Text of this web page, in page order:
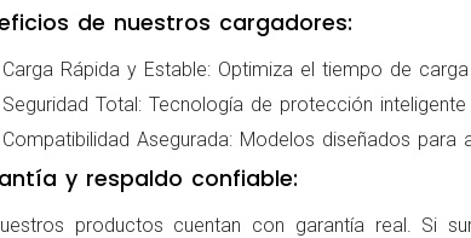
de nuestros cargadores:
Carga Rápida y Estable: Optimiza el tiempo de
Seguridad Total: Tecnología de protección
Compatibilidad Asegurada: Modelos diseñados
y respaldo confiable:
productos cuentan con garantía real. Si